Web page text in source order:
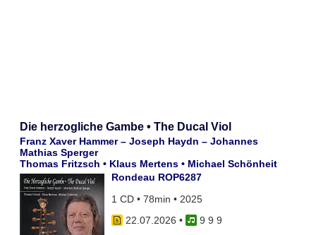
Die herzogliche Gambe • The Ducal Viol
Franz Xaver Hammer – Joseph Haydn – Johannes
Mathias Sperger
Thomas Fritzsch • Klaus Mertens • Michael Schönheit
Rondeau ROP6287
1 CD • 78min • 2025
22.07.2026 •
9 9 9